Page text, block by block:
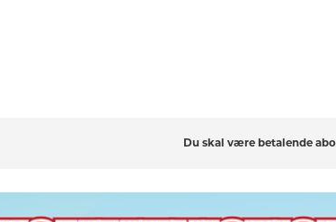
Du skal være betalende